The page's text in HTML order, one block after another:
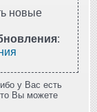
новые
:
у Вас есть
то Вы можете